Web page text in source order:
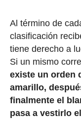
Al término de
clasificación
tiene derecho a
Si un mismo
existe un orden
amarillo,
finalmente el
pasa a vestirlo